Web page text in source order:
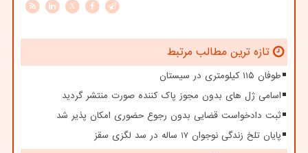
X
تازه ترین مطالب مرتبط
طوفان ۱۱۵ کیلومتری در سیستان
اسامی ژل های بدون مجوز پاک کننده صورت منتشر گردید
ثبت دادخواست قضایی بدون رجوع حضوری امکان پذیر شد
پایان تلخ زندگی نوجوان 17 ساله در سد لگزی سقز